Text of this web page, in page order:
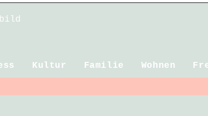
bild
Kultur Familie Wohnen